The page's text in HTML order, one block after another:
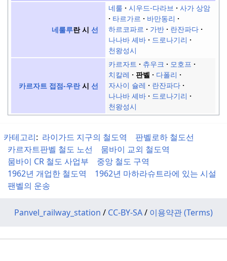
네룰루란 시선
네룰 시우드-다라브
사가 상암
타르가르
바만동리
하르코파르
가반
란잔파다
나나바 셰바
드로나기리
천왕성시
카르자트 접점-우란시선
카르자트 츄우크
모호프
치칼레
판벨
다폴리
자사이 슐레
란잔파다
나나바 셰바
드로나기리
천왕성시
카테고리: 라이가드 지구의 철도역
판벨로하 철도선
카르자트판벨 철도 노선
뭄바이 교외 철도역
뭄바이 CR 철도 사업부
중앙 철도 구역
1962년 개업한 철도역
1962년 마하라슈트라에 있는 시설
팬벨의 운송
Panvel_railway_station / CC-BY-SA/ 이용약관 (Terms)